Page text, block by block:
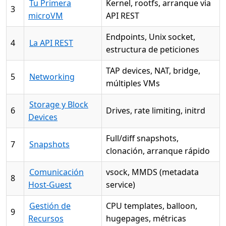
3
Tu Primera
microVM
Kernel, rootfs, arranque via
API REST
4 La API REST
Endpoints, Unix socket,
estructura de peticiones
5 Networking
TAP devices, NAT, bridge,
múltiples VMs
6
Storage y Block
Devices
Drives, rate limiting, initrd
7 Snapshots
Full/diff snapshots,
clonación, arranque rápido
8
Comunicación
Host-Guest
vsock, MMDS (metadata
service)
9
Gestión de
Recursos
CPU templates, balloon,
hugepages, métricas